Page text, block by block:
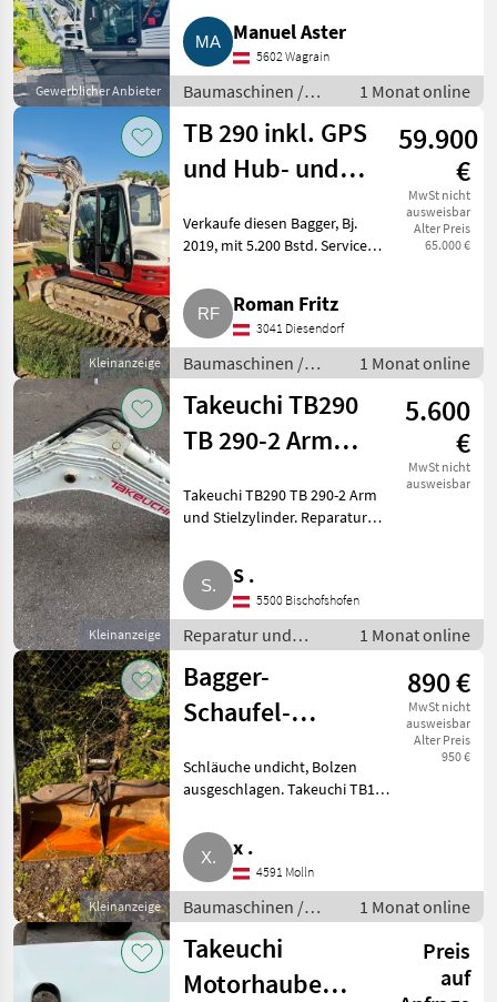
Gewerblicher Anbieter
Löffelset. Kann jederzeit
angesehen und probegefahren
werden. 5.800 Bstd.. Baum
Manuel Aster
5602 Wagrain
Baumaschinen /
Kettenbagger
1 Monat online
Kleinanzeige
TB 290 inkl. GPS
und Hub- und
Takeuchi TB 290
59.900
€
MwSt nicht
ausweisbar
Alter Preis
65.000 €
Verkaufe diesen Bagger, Bj.
2019, mit 5.200 Bstd. Service
Stahlketten mit Gummipads 90
%. Inkl. Hub- und
Schwenkbegrenzer. Inkl. GPS
von Unic
Roman Fritz
3041 Diesendorf
Baumaschinen /
Kettenbagger
1 Monat online
Kleinanzeige
Takeuchi TB290
TB 290-2 Arm
5.600
€
MwSt nicht
ausweisbar
Takeuchi TB290 TB 290-2 Arm
und Stielzylinder. Reparatur
S .
5500 Bischofshofen
Reparatur und
Ersatzteile / LKW-
Teile
1 Monat online
Kleinanzeige
Bagger-
Schaufel-
Takeuchi
890 €
MwSt nicht
ausweisbar
Alter Preis
950 €
Schläuche undicht, Bolzen
ausgeschlagen. Takeuchi TB175,
Aufnahme Martin.
Baumaschinen Bagger-
Anbauwerkzeuge
x .
4591 Molln
Baumaschinen /
Bagger-
Anbauwerkzeuge
1 Monat online
Takeuchi
Motorhaube
Preis
auf